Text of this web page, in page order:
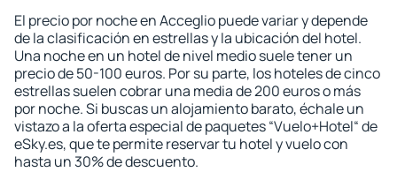
El precio por noche en Acceglio puede variar y depende
de la clasificación en estrellas y la ubicación del hotel.
Una noche en un hotel de nivel medio suele tener un
precio de 50-100 euros. Por su parte, los hoteles de cinco
estrellas suelen cobrar una media de 200 euros o más
por noche. Si buscas un alojamiento barato, échale un
vistazo a la oferta especial de paquetes “Vuelo+Hotel“ de
eSky.es, que te permite reservar tu hotel y vuelo con
hasta un 30% de descuento.